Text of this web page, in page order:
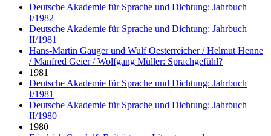
Deutsche Akademie für Sprache und Dichtung: Jahrbuch
I/1982
Deutsche Akademie für Sprache und Dichtung: Jahrbuch
II/1981
Hans-Martin Gauger und Wulf Oesterreicher / Helmut Henne
/ Manfred Geier / Wolfgang Müller: Sprachgefühl?
1981
Deutsche Akademie für Sprache und Dichtung: Jahrbuch
I/1981
Deutsche Akademie für Sprache und Dichtung: Jahrbuch
II/1980
1980